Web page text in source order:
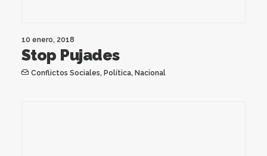
10 enero, 2018
Stop Pujades
Conflictos Sociales, Política, Nacional